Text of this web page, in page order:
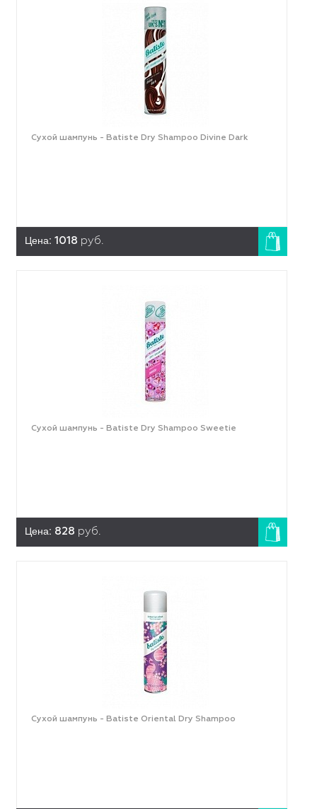
Сухой шампунь - Batiste Dry Shampoo Divine Dark
Цена: 1018 руб.
Сухой шампунь - Batiste Dry Shampoo Sweetie
Цена: 828 руб.
Сухой шампунь - Batiste Oriental Dry Shampoo